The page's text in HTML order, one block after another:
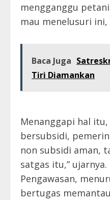
mengganggu
mau menelusuri
Baca Juga
Tiri Diamankan
Menanggapi hal
bersubsidi,
non subsidi aman,
satgas itu,” ujarnya.
Pengawasan,
bertugas